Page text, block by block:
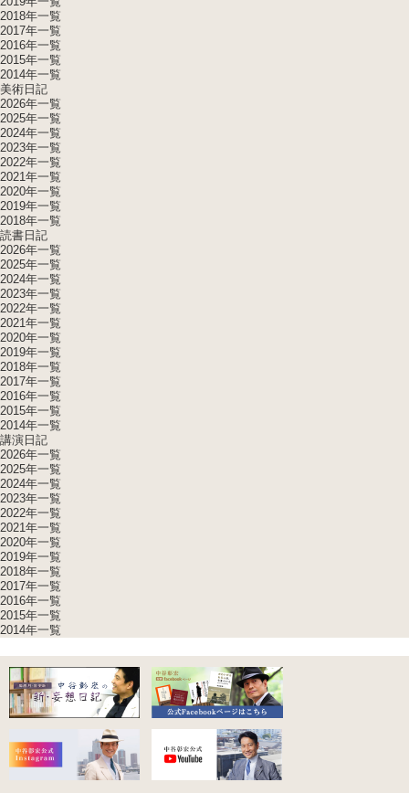
2018年一覧
2017年一覧
2016年一覧
2015年一覧
2014年一覧
美術日記
2026年一覧
2025年一覧
2024年一覧
2023年一覧
2022年一覧
2021年一覧
2020年一覧
2019年一覧
2018年一覧
読書日記
2026年一覧
2025年一覧
2024年一覧
2023年一覧
2022年一覧
2021年一覧
2020年一覧
2019年一覧
2018年一覧
2017年一覧
2016年一覧
2015年一覧
2014年一覧
講演日記
2026年一覧
2025年一覧
2024年一覧
2023年一覧
2022年一覧
2021年一覧
2020年一覧
2019年一覧
2018年一覧
2017年一覧
2016年一覧
2015年一覧
2014年一覧